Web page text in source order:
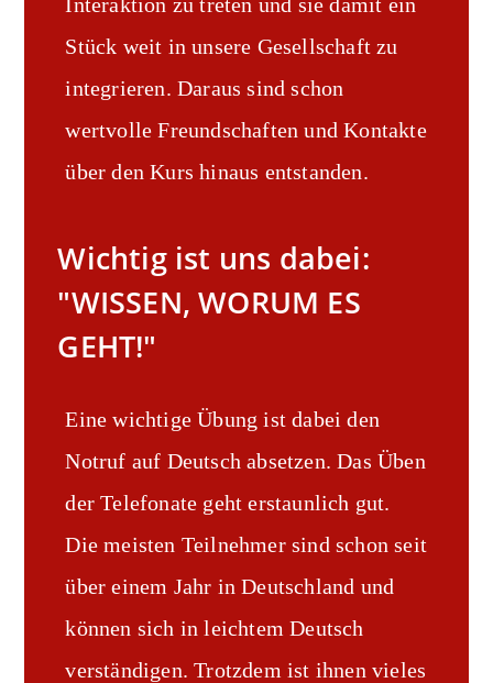
Stück weit in unsere Gesellschaft zu
integrieren. Daraus sind schon
wertvolle Freundschaften und Kontakte
über den Kurs hinaus entstanden.
Wichtig ist uns dabei:
"WISSEN, WORUM ES
GEHT!"
Eine wichtige Übung ist dabei den
Notruf auf Deutsch absetzen. Das Üben
der Telefonate geht erstaunlich gut.
Die meisten Teilnehmer sind schon seit
über einem Jahr in Deutschland und
können sich in leichtem Deutsch
verständigen. Trotzdem ist ihnen vieles